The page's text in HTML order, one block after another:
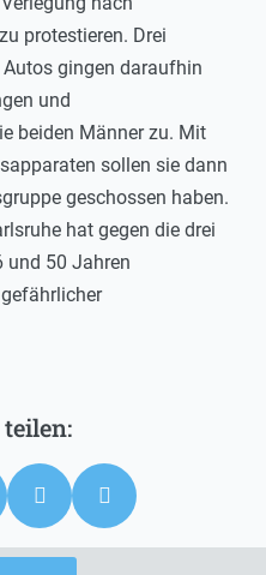
protestieren. Drei
Autos gingen daraufhin
und
beiden Männer zu. Mit
sollen sie dann
geschossen haben.
hat gegen die drei
und 50 Jahren